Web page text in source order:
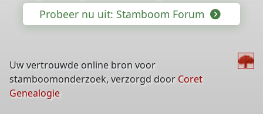
Probeer nu uit: Stamboom Forum
Uw vertrouwde online bron voor
stamboomonderzoek, verzorgd door Coret
Genealogie